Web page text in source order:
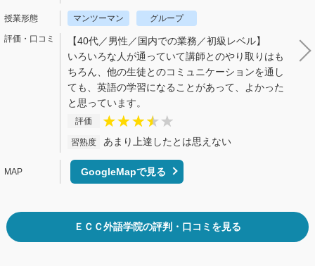
マンツーマン グループ
【40代／男性／国内での業務／初級レベル】
いろいろな人が通っていて講師とのやり取りはも
ちろん、他の生徒とのコミュニケーションを通し
ても、英語の学習になることがあって、よかった
と思っています。
評価
習熟度 あまり上達したとは思えない
GoogleMapで見る
ＥＣＣ外語学院の評判・口コミを見る